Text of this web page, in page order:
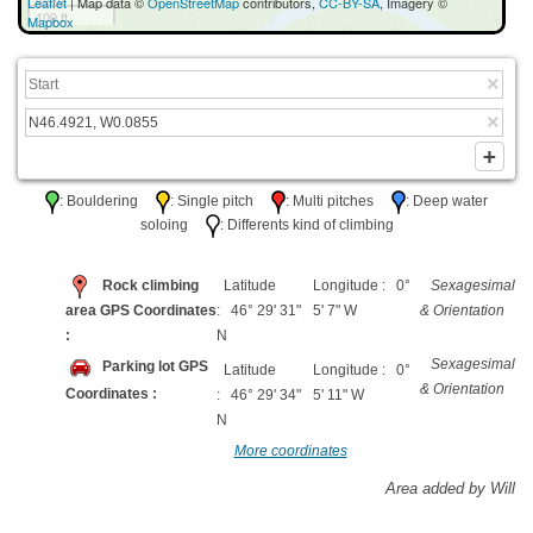
100 ft
Mapbox
: Bouldering : Single pitch : Multi pitches
: Deep water
soloing
: Differents kind of climbing
Rock climbing
area GPS Coordinates
:
Latitude
: 46° 29' 31"
N
Longitude : 0°
5' 7" W
Sexagesimal
& Orientation
Parking lot GPS
Coordinates :
Latitude
: 46° 29' 34"
N
Longitude : 0°
5' 11" W
Sexagesimal
& Orientation
More coordinates
Area added by Will